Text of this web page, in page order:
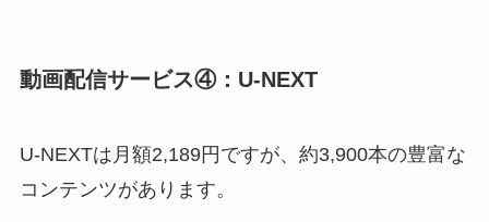
動画配信サービス④：U-NEXT
U-NEXTは月額2,189円ですが、約3,900本の豊富な
コンテンツがあります。